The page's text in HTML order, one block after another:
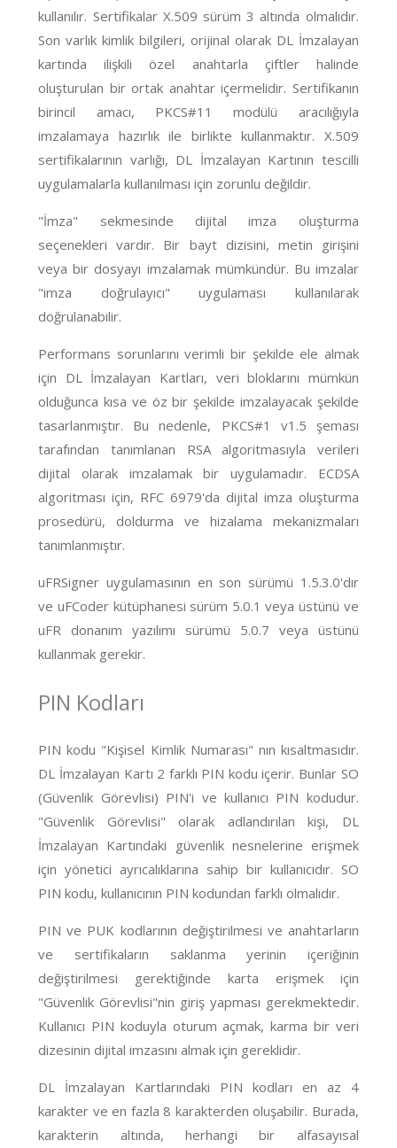
kullanılır. Sertifikalar X.509 sürüm 3 altında olmalıdır.
Son varlık kimlik bilgileri, orijinal olarak DL İmzalayan
kartında ilişkili özel anahtarla çiftler halinde
oluşturulan bir ortak anahtar içermelidir. Sertifikanın
birincil amacı, PKCS#11 modülü aracılığıyla
imzalamaya hazırlık ile birlikte kullanmaktır. X.509
sertifikalarının varlığı, DL İmzalayan Kartının tescilli
uygulamalarla kullanılması için zorunlu değildir.
"İmza" sekmesinde dijital imza oluşturma
seçenekleri vardır. Bir bayt dizisini, metin girişini
veya bir dosyayı imzalamak mümkündür. Bu imzalar
"imza doğrulayıcı" uygulaması kullanılarak
doğrulanabilir.
Performans sorunlarını verimli bir şekilde ele almak
için DL İmzalayan Kartları, veri bloklarını mümkün
olduğunca kısa ve öz bir şekilde imzalayacak şekilde
tasarlanmıştır. Bu nedenle, PKCS#1 v1.5 şeması
tarafından tanımlanan RSA algoritmasıyla verileri
dijital olarak imzalamak bir uygulamadır. ECDSA
algoritması için, RFC 6979'da dijital imza oluşturma
prosedürü, doldurma ve hizalama mekanizmaları
tanımlanmıştır.
uFRSigner uygulamasının en son sürümü 1.5.3.0'dır
ve uFCoder kütüphanesi sürüm 5.0.1 veya üstünü ve
uFR donanım yazılımı sürümü 5.0.7 veya üstünü
kullanmak gerekir.
PIN Kodları
PIN kodu "Kişisel Kimlik Numarası" nın kısaltmasıdır.
DL İmzalayan Kartı 2 farklı PIN kodu içerir. Bunlar SO
(Güvenlik Görevlisi) PIN'i ve kullanıcı PIN kodudur.
"Güvenlik Görevlisi" olarak adlandırılan kişi, DL
İmzalayan Kartındaki güvenlik nesnelerine erişmek
için yönetici ayrıcalıklarına sahip bir kullanıcıdır. SO
PIN kodu, kullanıcının PIN kodundan farklı olmalıdır.
PIN ve PUK kodlarının değiştirilmesi ve anahtarların
ve sertifikaların saklanma yerinin içeriğinin
değiştirilmesi gerektiğinde karta erişmek için
"Güvenlik Görevlisi"nin giriş yapması gerekmektedir.
Kullanıcı PIN koduyla oturum açmak, karma bir veri
dizesinin dijital imzasını almak için gereklidir.
DL İmzalayan Kartlarındaki PIN kodları en az 4
karakter ve en fazla 8 karakterden oluşabilir. Burada,
karakterin altında, herhangi bir alfasayısal